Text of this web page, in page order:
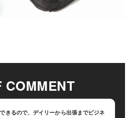
COMMENT
きるので、デイリーから出張までビジネ